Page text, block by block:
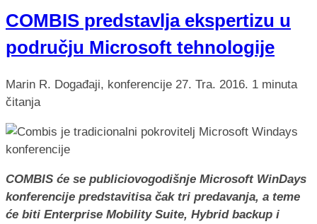
COMBIS predstavlja ekspertizu u
području Microsoft tehnologije
Marin R. Događaji, konferencije 27. Tra. 2016. 1 minuta
čitanja
COMBIS će se publiciovogodišnje Microsoft WinDays
konferencije predstavitisa čak tri predavanja, a teme
će biti Enterprise Mobility Suite, Hybrid backup i